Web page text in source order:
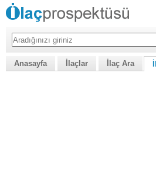
Anasayfa İlaçlar İlaç Ara